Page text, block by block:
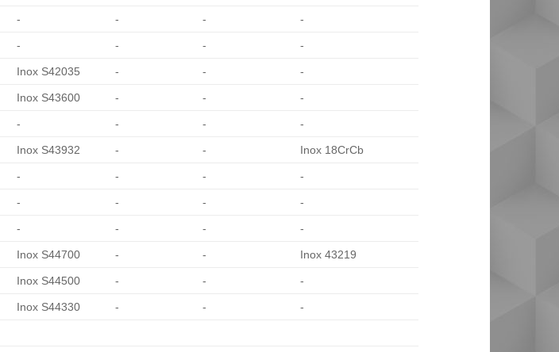
- - - -
- - - -
Inox S42035 - - -
Inox S43600 - - -
- - - -
Inox S43932 - - Inox 18CrCb
- - - -
- - - -
- - - -
Inox S44700 - - Inox 43219
Inox S44500 - - -
Inox S44330 - - -